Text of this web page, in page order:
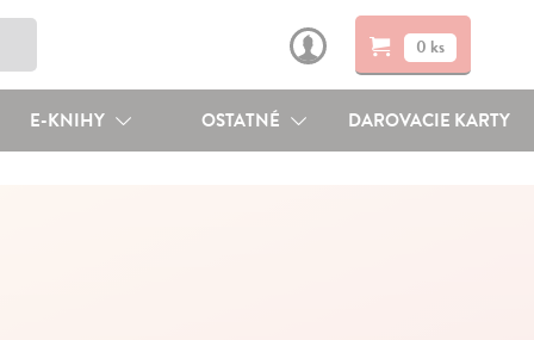
0 ks
E-KNIHY OSTATNÉ DAROVACIE KARTY